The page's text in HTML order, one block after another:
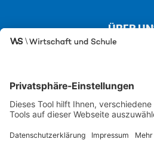
ÜBER
Über uns
Besuchen Sie auch